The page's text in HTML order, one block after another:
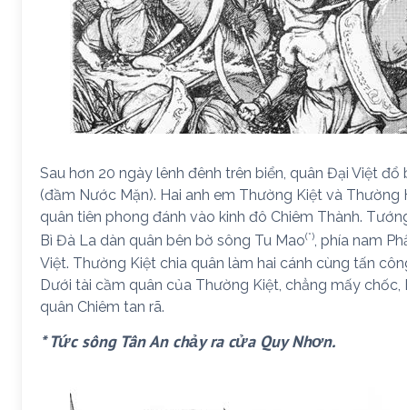
Sau hơn 20 ngày lênh đênh trên biển, quân Đại Việt đổ
(đầm Nước Mặn). Hai anh em Thường Kiệt và Thường
quân tiên phong đánh vào kinh đô Chiêm Thành.
Bì Đà La dàn quân bên bờ sông Tu Mao(*), phía nam
Việt. Thường Kiệt chia quân làm hai cánh cùng tấn
Dưới tài cầm quân của Thường Kiệt, chẳng mấy chốc,
quân Chiêm tan rã.
* Tức sông Tân An chảy ra cửa Quy Nhơn.